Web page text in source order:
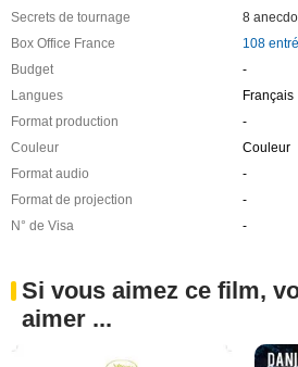
Secrets de tournage
8
Box Office France
108
Budget
-
Langues
Français
Format production
-
Couleur
Couleur
Format audio
-
Format de projection
-
N° de Visa
-
Si vous aimez ce film,
aimer ...